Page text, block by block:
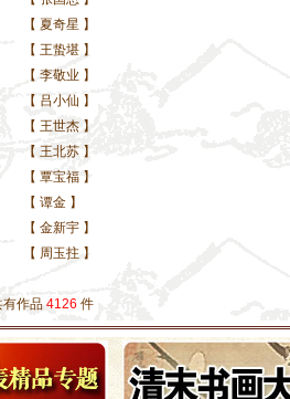
【 夏奇星 】
【 王蛰堪 】
【 李敬业 】
【 吕小仙 】
【 王世杰 】
【 王北苏 】
【 覃宝福 】
【 谭金 】
【 金新宇 】
【 周玉拄 】
有作品 4126 件